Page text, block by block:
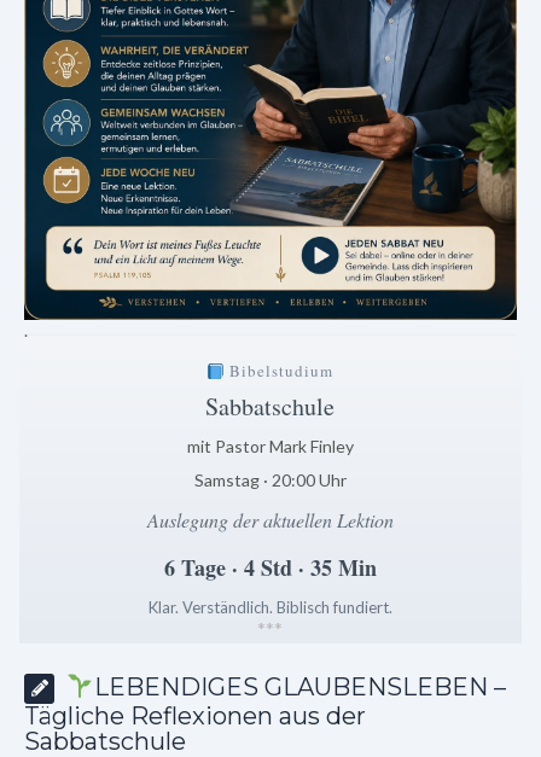
.
Bibelstudium
Sabbatschule
mit Pastor Mark Finley
Samstag · 20:00 Uhr
Auslegung der aktuellen Lektion
6 Tage · 4 Std · 35 Min
Klar. Verständlich. Biblisch fundiert.
***
LEBENDIGES GLAUBENSLEBEN –
Tägliche Reflexionen aus der
Sabbatschule